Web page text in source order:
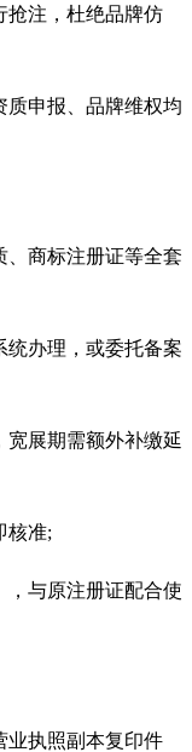
抢注，杜绝品牌仿
质申报、品牌维权均
、商标注册证等全套
统办理，或委托备案
宽展期需额外补缴延
核准;
，与原注册证配合使
业执照副本复印件